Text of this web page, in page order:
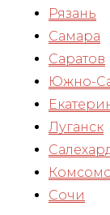
Рязань
Самара
Саратов
Южно-
Луганск
Сочи